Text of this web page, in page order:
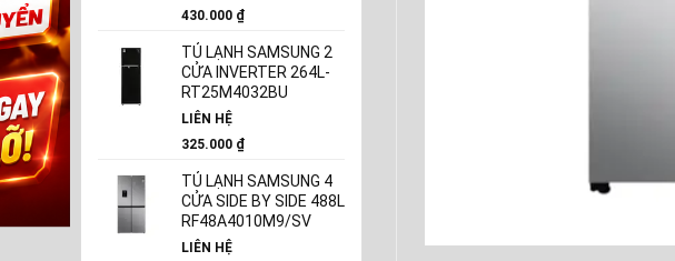
430.000 ₫
TỦ LẠNH SAMSUNG 2
CỬA INVERTER 264L-
RT25M4032BU
LIÊN HỆ
325.000 ₫
TỦ LẠNH SAMSUNG 4
CỬA SIDE BY SIDE 488L
RF48A4010M9/SV
LIÊN HỆ